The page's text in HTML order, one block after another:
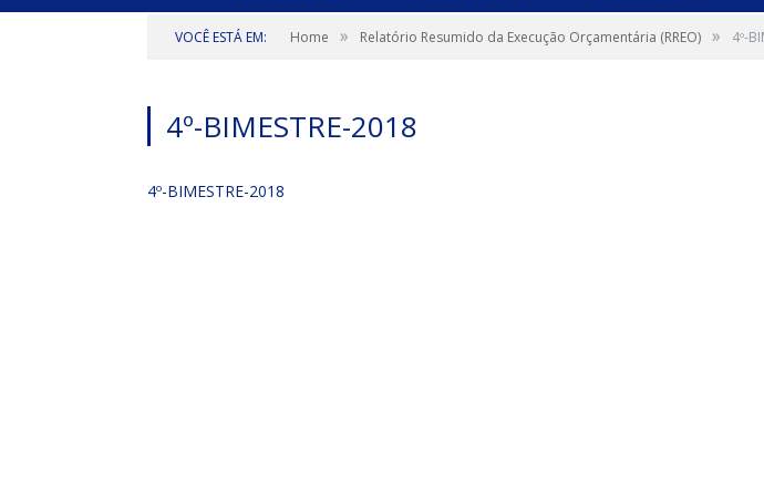
VOCÊ ESTÁ EM: Home » Relatório Resumido da Execução Orçamentária (RREO) » 4º-
4º-BIMESTRE-2018
4º-BIMESTRE-2018